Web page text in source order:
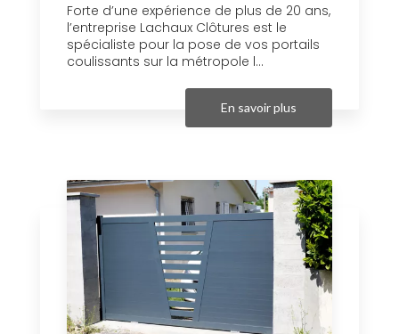
Forte d’une expérience de plus de 20 ans,
l’entreprise Lachaux Clôtures est le
spécialiste pour la pose de vos portails
coulissants sur la métropole l...
En savoir plus